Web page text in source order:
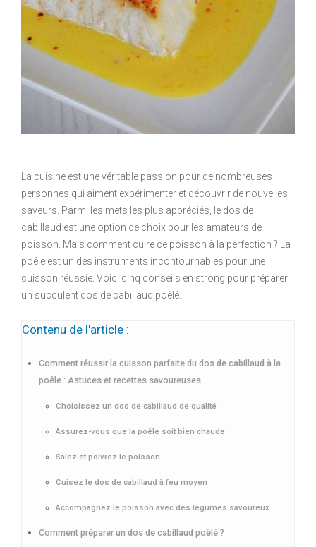
La cuisine est une véritable passion pour de nombreuses
personnes qui aiment expérimenter et découvrir de nouvelles
saveurs. Parmi les mets les plus appréciés, le dos de
cabillaud est une option de choix pour les amateurs de
poisson. Mais comment cuire ce poisson à la perfection ? La
poêle est un des instruments incontournables pour une
cuisson réussie. Voici cinq conseils en strong pour préparer
un succulent dos de cabillaud poêlé.
Contenu de l'article :
Comment réussir la cuisson parfaite du dos de cabillaud à la
poêle : Astuces et recettes savoureuses
Choisissez un dos de cabillaud de qualité
Assurez-vous que la poêle soit bien chaude
Salez et poivrez le poisson
Cuisez le dos de cabillaud à feu moyen
Accompagnez le poisson avec des légumes savoureux
Comment préparer un dos de cabillaud poêlé ?